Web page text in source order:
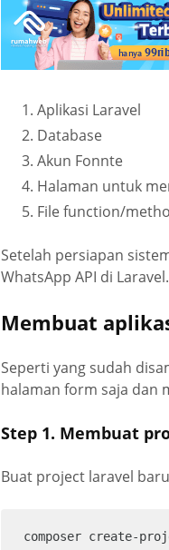
Aplikasi Laravel
Database
Akun Fonnte
Halaman untuk
File function/
Setelah persiapan
WhatsApp API di Laravel.
Membuat
Seperti yang sudah
halaman form saja dan
Step 1. Membuat
Buat project laravel
composer create-